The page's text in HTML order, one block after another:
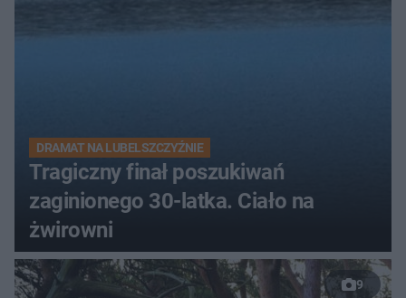
DRAMAT NA LUBELSZCZYŹNIE
Tragiczny finał poszukiwań
zaginionego 30-latka. Ciało na
żwirowni
9